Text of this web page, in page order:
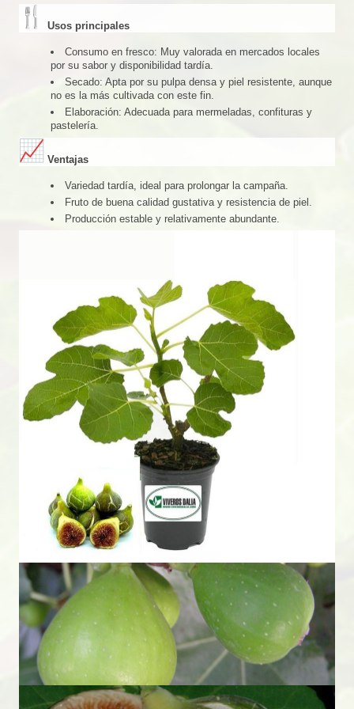
Usos principales
Consumo en fresco: Muy valorada en mercados locales
por su sabor y disponibilidad tardía.
Secado: Apta por su pulpa densa y piel resistente, aunque
no es la más cultivada con este fin.
Elaboración: Adecuada para mermeladas, confituras y
pastelería.
Ventajas
Variedad tardía, ideal para prolongar la campaña.
Fruto de buena calidad gustativa y resistencia de piel.
Producción estable y relativamente abundante.